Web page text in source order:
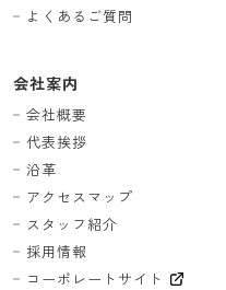
よくあるご質問
会社案内
会社概要
代表挨拶
沿革
アクセスマップ
スタッフ紹介
採用情報
コーポレートサイト